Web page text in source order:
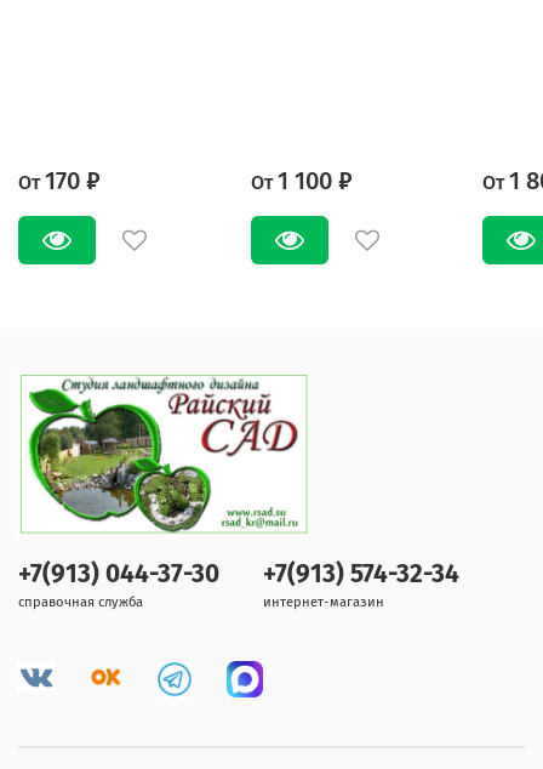
От 170 ₽ От 1 100 ₽ От 1
+7(913) 044-37-30
справочная служба
+7(913) 574-32-34
интернет-магазин